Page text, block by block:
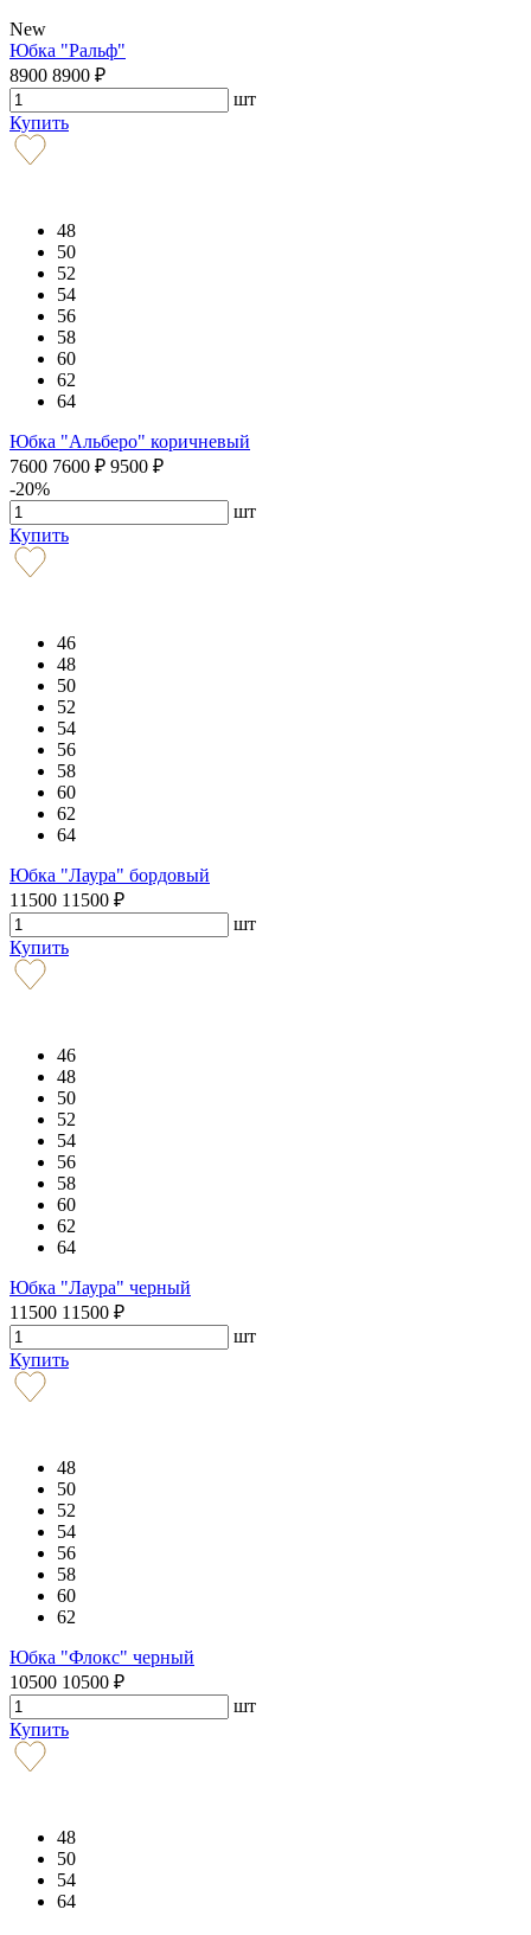
New
Юбка "Ральф"
8900 8900 ₽
шт
Купить
48
50
52
54
56
58
60
62
64
Юбка "Альберо" коричневый
7600 7600 ₽ 9500 ₽
-20%
шт
Купить
46
48
50
52
54
56
58
60
62
64
Юбка "Лаура" бордовый
11500 11500 ₽
шт
Купить
46
48
50
52
54
56
58
60
62
64
Юбка "Лаура" черный
11500 11500 ₽
шт
Купить
48
50
52
54
56
58
60
62
Юбка "Флокс" черный
10500 10500 ₽
шт
Купить
48
50
54
64